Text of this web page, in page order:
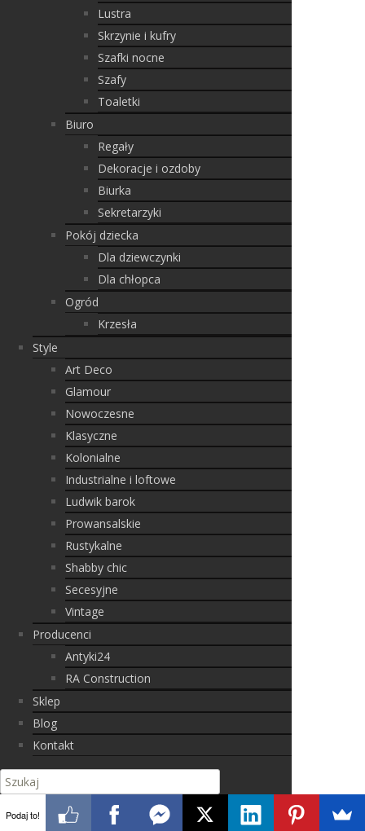
Lustra
Skrzynie i kufry
Szafki nocne
Szafy
Toaletki
Biuro
Regały
Dekoracje i ozdoby
Biurka
Sekretarzyki
Pokój dziecka
Dla dziewczynki
Dla chłopca
Ogród
Krzesła
Style
Art Deco
Glamour
Nowoczesne
Klasyczne
Kolonialne
Industrialne i loftowe
Ludwik barok
Prowansalskie
Rustykalne
Shabby chic
Secesyjne
Vintage
Producenci
Antyki24
RA Construction
Sklep
Blog
Kontakt
Podaj to!